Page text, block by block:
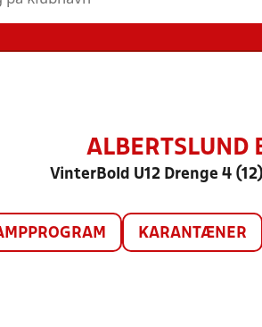
ALBERTSLUND
VinterBold U12 Drenge 4
KARANTÆNER